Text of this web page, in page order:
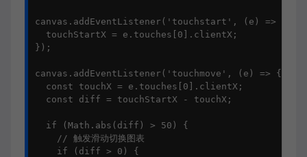
canvas.addEventListener('touchstart', (e) => {
  touchStartX = e.touches[0].clientX;
});
canvas.addEventListener('touchmove', (e) => {
  const touchX = e.touches[0].clientX;
  const diff = touchStartX - touchX;
  if (Math.abs(diff) > 50) {
    // 触发滑动切换图表
    if (diff > 0) {